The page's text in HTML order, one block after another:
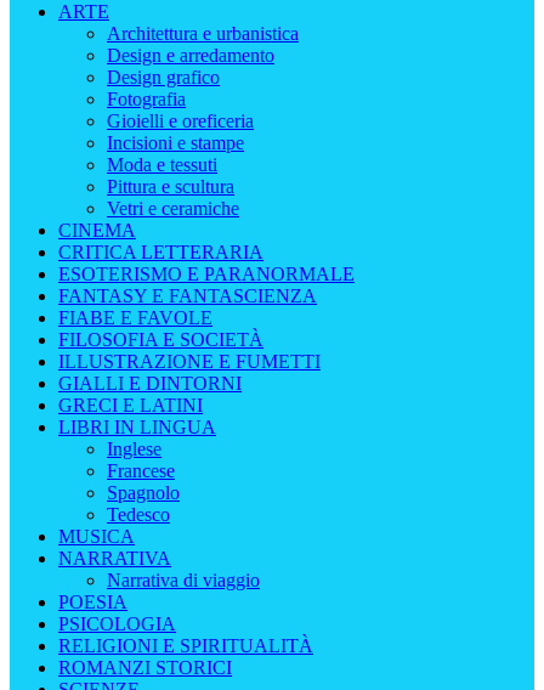
ARTE
Architettura e urbanistica
Design e arredamento
Design grafico
Fotografia
Gioielli e oreficeria
Incisioni e stampe
Moda e tessuti
Pittura e scultura
Vetri e ceramiche
CINEMA
CRITICA LETTERARIA
ESOTERISMO E PARANORMALE
FANTASY E FANTASCIENZA
FIABE E FAVOLE
FILOSOFIA E SOCIETÀ
ILLUSTRAZIONE E FUMETTI
GIALLI E DINTORNI
GRECI E LATINI
LIBRI IN LINGUA
Inglese
Francese
Spagnolo
Tedesco
MUSICA
NARRATIVA
Narrativa di viaggio
POESIA
PSICOLOGIA
RELIGIONI E SPIRITUALITÀ
ROMANZI STORICI